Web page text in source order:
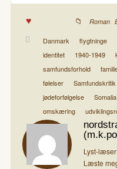
Roman,
Danmark flygtninge
identitet
1940-1949
samfundsforhold
følelser
Samfundskritik
jødeforfølgelse
Somalia
omskæring
Lyst-
Læste